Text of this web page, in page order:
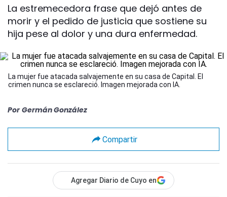
La estremecedora frase que dejó antes de
morir y el pedido de justicia que sostiene su
hija pese al dolor y una dura enfermedad.
La mujer fue atacada salvajemente en su casa de Capital. El
crimen nunca se esclareció. Imagen mejorada con IA.
Por Germán González
Compartir
Agregar Diario de Cuyo en